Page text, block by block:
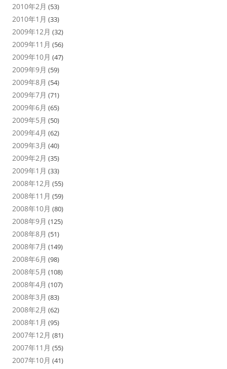
2010年2月 (53)
2010年1月 (33)
2009年12月 (32)
2009年11月 (56)
2009年10月 (47)
2009年9月 (59)
2009年8月 (54)
2009年7月 (71)
2009年6月 (65)
2009年5月 (50)
2009年4月 (62)
2009年3月 (40)
2009年2月 (35)
2009年1月 (33)
2008年12月 (55)
2008年11月 (59)
2008年10月 (80)
2008年9月 (125)
2008年8月 (51)
2008年7月 (149)
2008年6月 (98)
2008年5月 (108)
2008年4月 (107)
2008年3月 (83)
2008年2月 (62)
2008年1月 (95)
2007年12月 (81)
2007年11月 (55)
2007年10月 (41)